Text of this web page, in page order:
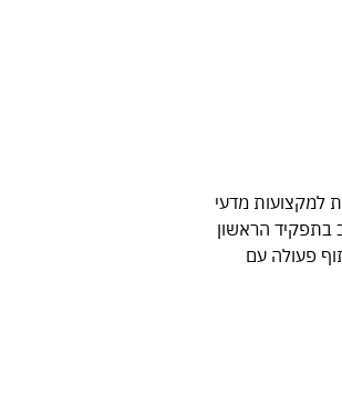
למקצועות מדעי
הראשון
פעולה עם